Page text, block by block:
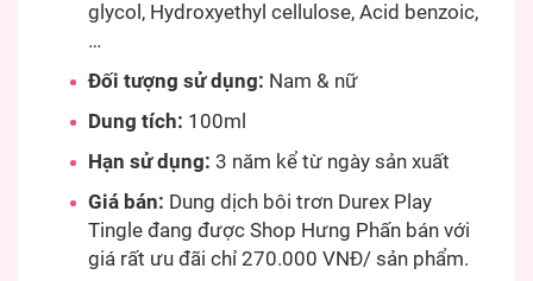
glycol, Hydroxyethyl cellulose, Acid benzoic,
…
Đối tượng sử dụng: Nam & nữ
Dung tích: 100ml
Hạn sử dụng: 3 năm kể từ ngày sản xuất
Giá bán: Dung dịch bôi trơn Durex Play
Tingle đang được Shop Hưng Phấn bán với
giá rất ưu đãi chỉ 270.000 VNĐ/ sản phẩm.